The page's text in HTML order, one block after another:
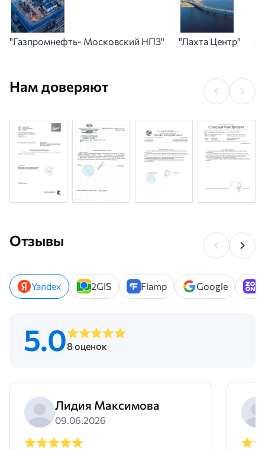
"Газпромнефть- Московский НПЗ" "Лахта Центр"
Нам доверяют
Отзывы
Yandex 2GIS Flamp Google
5.08 оценок
Лидия Максимова
09.06.2026